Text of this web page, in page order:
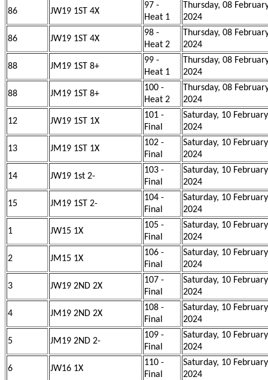
86 JW19 1ST 4X
97 -
Heat 1
Thursday, 08
2024
86 JW19 1ST 4X
98 -
Heat 2
Thursday, 08
2024
88 JM19 1ST 8+
99 -
Heat 1
Thursday, 08
2024
88 JM19 1ST 8+
100 -
Heat 2
Thursday, 08
2024
12 JW19 1ST 1X
101 -
Final
Saturday, 10 February
2024
13 JM19 1ST 1X
102 -
Final
Saturday, 10 February
2024
14 JW19 1st 2-
103 -
Final
Saturday, 10 February
2024
15 JM19 1ST 2-
104 -
Final
Saturday, 10 February
2024
1 JW15 1X
105 -
Final
Saturday, 10 February
2024
2 JM15 1X
106 -
Final
Saturday, 10 February
2024
3 JW19 2ND 2X
107 -
Final
Saturday, 10 February
2024
4 JM19 2ND 2X
108 -
Final
Saturday, 10 February
2024
5 JM19 2ND 2-
109 -
Final
Saturday, 10 February
2024
6 JW16 1X
110 -
Final
Saturday, 10 February
2024